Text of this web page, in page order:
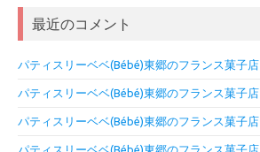
最近のコメント
パティスリーベベ(Bébé)東郷のフランス菓子店
パティスリーベベ(Bébé)東郷のフランス菓子店
パティスリーベベ(Bébé)東郷のフランス菓子店
パティスリーベベ(Bébé)東郷のフランス菓子店